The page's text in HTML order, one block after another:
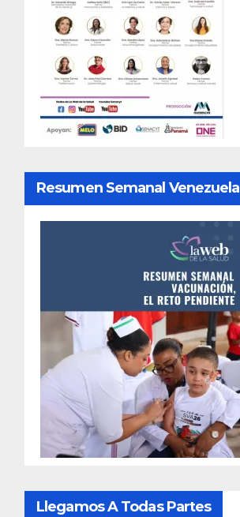
Resumen Semanal Venezuela
Llegamos A Todas Partes